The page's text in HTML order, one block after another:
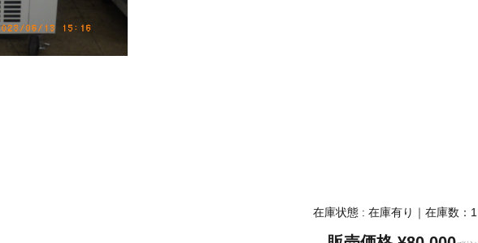
在庫状態 : 在庫有り｜在庫数：1